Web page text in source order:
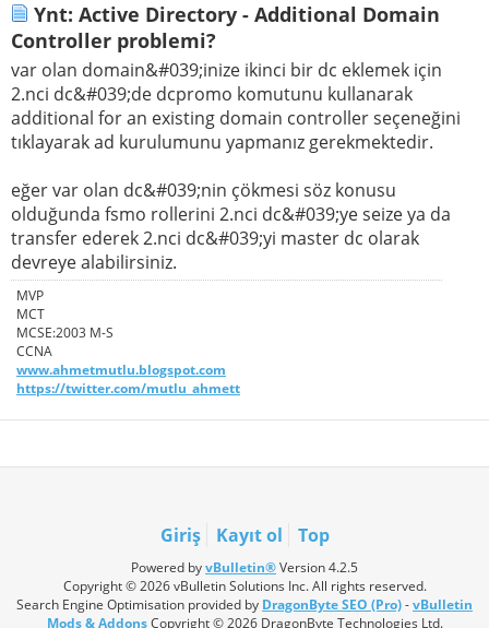
Ynt: Active Directory - Additional Domain
Controller problemi?
var olan domain&#039;inize ikinci bir dc eklemek için
2.nci dc&#039;de dcpromo komutunu kullanarak
additional for an existing domain controller seçeneğini
tıklayarak ad kurulumunu yapmanız gerekmektedir.
eğer var olan dc&#039;nin çökmesi söz konusu
olduğunda fsmo rollerini 2.nci dc&#039;ye seize ya da
transfer ederek 2.nci dc&#039;yi master dc olarak
devreye alabilirsiniz.
MVP
MCT
MCSE:2003 M-S
CCNA
www.ahmetmutlu.blogspot.com
https://twitter.com/mutlu_ahmett
Giriş Kayıt ol Top
Powered byvBulletin®Version 4.2.5
Copyright © 2026 vBulletin Solutions Inc. All rights reserved.
Search Engine Optimisation provided by DragonByte SEO (Pro)-vBulletin
Mods & AddonsCopyright © 2026 DragonByte Technologies Ltd.